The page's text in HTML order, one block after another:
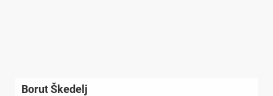
Borut Škedelj